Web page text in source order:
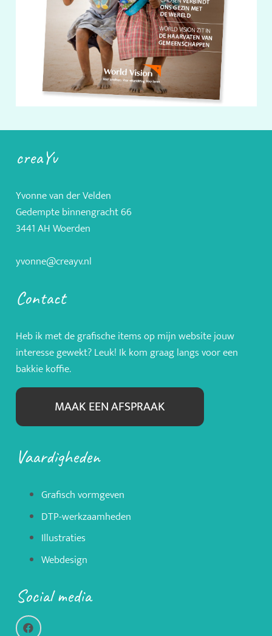
creaYv
Yvonne van der Velden
Gedempte binnengracht 66
3441 AH Woerden
yvonne@creayv.nl
Contact
Heb ik met de grafische items op mijn website jouw
interesse gewekt? Leuk! Ik kom graag langs voor een
bakkie koffie.
MAAK EEN AFSPRAAK
Vaardigheden
Grafisch vormgeven
DTP-werkzaamheden
Illustraties
Webdesign
Social media